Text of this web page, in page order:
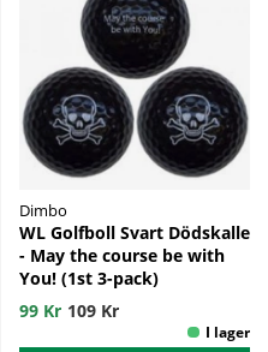
Dimbo
WL Golfboll Svart Dödskalle
- May the course be with
You! (1st 3-pack)
99 Kr 109 Kr